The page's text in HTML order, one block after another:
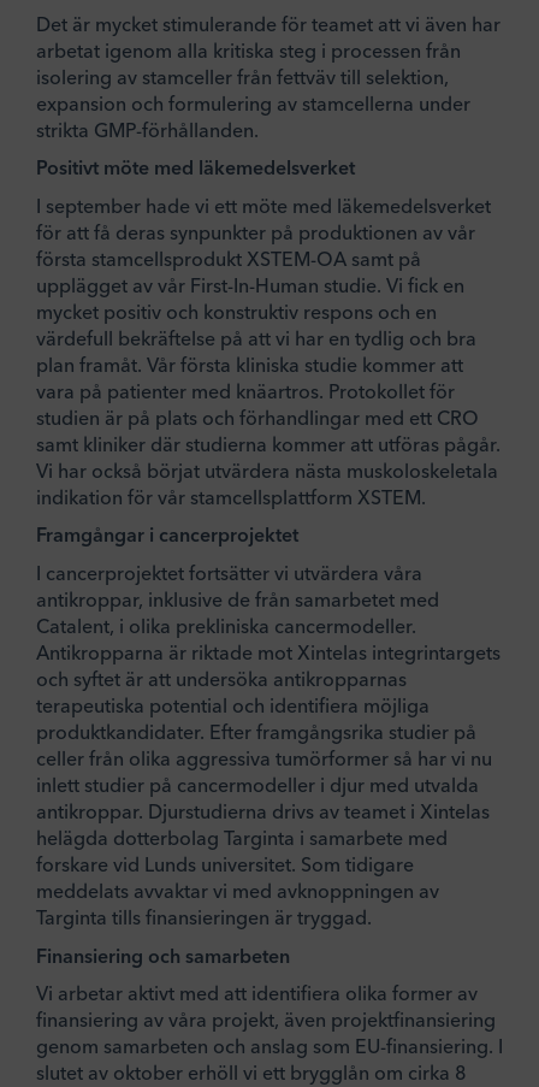
Det är mycket stimulerande för teamet att vi även har
arbetat igenom alla kritiska steg i processen från
isolering av stamceller från fettväv till selektion,
expansion och formulering av stamcellerna under
strikta GMP-förhållanden.
Positivt möte med läkemedelsverket
I september hade vi ett möte med läkemedelsverket
för att få deras synpunkter på produktionen av vår
första stamcellsprodukt XSTEM-OA samt på
upplägget av vår First-In-Human studie. Vi fick en
mycket positiv och konstruktiv respons och en
värdefull bekräftelse på att vi har en tydlig och bra
plan framåt. Vår första kliniska studie kommer att
vara på patienter med knäartros. Protokollet för
studien är på plats och förhandlingar med ett CRO
samt kliniker där studierna kommer att utföras pågår.
Vi har också börjat utvärdera nästa muskoloskeletala
indikation för vår stamcellsplattform XSTEM.
Framgångar i cancerprojektet
I cancerprojektet fortsätter vi utvärdera våra
antikroppar, inklusive de från samarbetet med
Catalent, i olika prekliniska cancermodeller.
Antikropparna är riktade mot Xintelas integrintargets
och syftet är att undersöka antikropparnas
terapeutiska potential och identifiera möjliga
produktkandidater. Efter framgångsrika studier på
celler från olika aggressiva tumörformer så har vi nu
inlett studier på cancermodeller i djur med utvalda
antikroppar. Djurstudierna drivs av teamet i Xintelas
helägda dotterbolag Targinta i samarbete med
forskare vid Lunds universitet. Som tidigare
meddelats avvaktar vi med avknoppningen av
Targinta tills finansieringen är tryggad.
Finansiering och samarbeten
Vi arbetar aktivt med att identifiera olika former av
finansiering av våra projekt, även projektfinansiering
genom samarbeten och anslag som EU-finansiering. I
slutet av oktober erhöll vi ett brygglån om cirka 8